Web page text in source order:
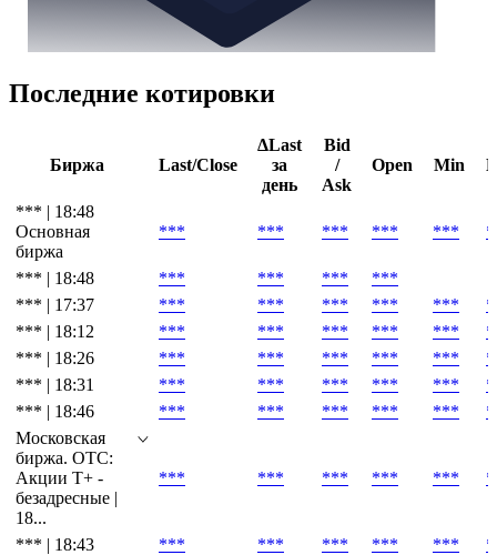
Последние котировки
Биржа Last/Close
ΔLast
за
день
Bid
/
Ask
Open Min
*** | 18:48
Основная
биржа
*** *** *** *** ***
*** | 18:48 *** *** ***
***
*** | 17:37
*** *** *** *** ***
*** | 18:12
*** *** *** *** ***
*** | 18:26
*** *** *** *** ***
*** | 18:31
*** *** *** *** ***
*** | 18:46
*** *** *** *** ***
Московская
биржа. OTC:
Акции T+ -
безадресные |
18...
*** *** *** *** ***
*** | 18:43 *** *** *** *** ***